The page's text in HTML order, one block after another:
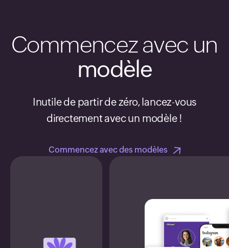
89
90
91
92
93
94
95
Commencez avec un
modèle
Inutile de partir de zéro, lancez-vous
directement avec un modèle !
Commencez avec des modèles